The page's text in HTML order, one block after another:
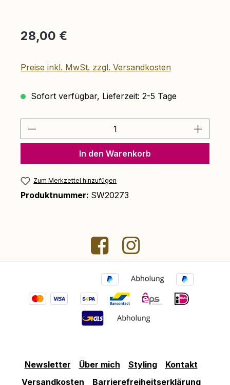
Regulärer Preis:
28,00 €
Preise inkl. MwSt. zzgl. Versandkosten
Sofort verfügbar, Lieferzeit: 2-5 Tage
Produkt Anzahl: Gib den
In den Warenkorb
Zum Merkzettel hinzufügen
Produktnummer: SW20273
Newsletter Über mich Styling
Kontakt
Versandkosten
Barrierefreiheitserklärung